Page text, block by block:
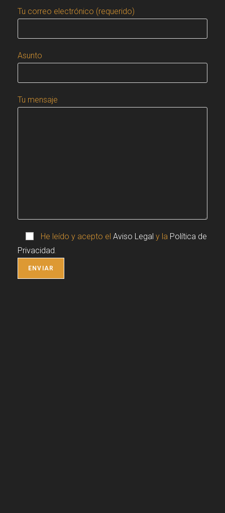
Tu correo electrónico (requerido)
Asunto
Tu mensaje
He leído y acepto el Aviso Legal y la Política de
Privacidad.